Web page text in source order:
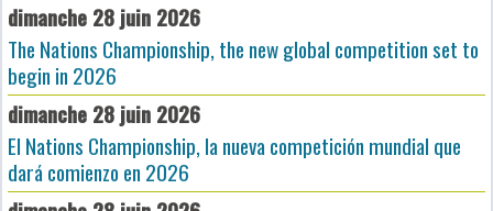
dimanche 28 juin 2026
The Nations Championship, the new global competition set to
begin in 2026
dimanche 28 juin 2026
El Nations Championship, la nueva competición mundial que
dará comienzo en 2026